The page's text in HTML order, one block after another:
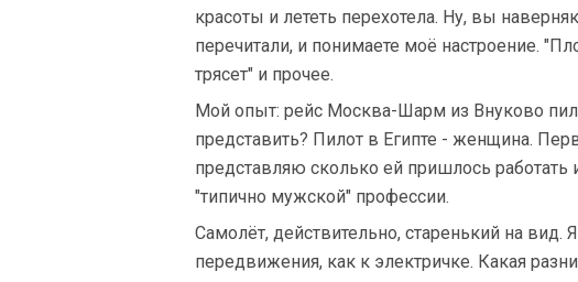
красоты и лететь перехотела. Ну, вы
перечитали, и понимаете моё настроение.
трясет" и прочее.
Мой опыт: рейс Москва-Шарм из Внуково
представить? Пилот в Египте - женщина.
представляю сколько ей пришлось работать
"типично мужской" профессии.
Самолёт, действительно, старенький на вид.
передвижения, как к электричке. Какая